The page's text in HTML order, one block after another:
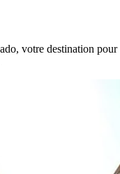
votre destination